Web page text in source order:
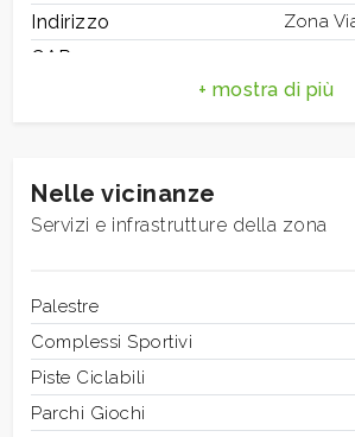
Indirizzo Zona
CAP
Locali
Stato conservazione
Riscaldamento
Posizione
Aria
condizionata
Nelle vicinanze
Servizi e infrastrutture della zona
Palestre
Complessi Sportivi
Piste Ciclabili
Parchi Giochi
Locali
1
3
4